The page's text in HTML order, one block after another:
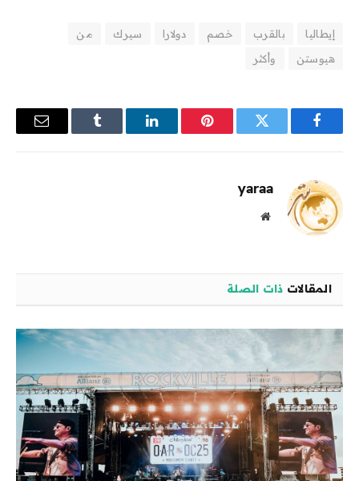
إيطاليا بالقرب خصم دولارا سيرك
من
هيوستن
وأكثر
فيسبوك تويتر بينتيريستلينكدإن Tumblr
البريد
yaraa
موقع
المقالات ذات الصلة